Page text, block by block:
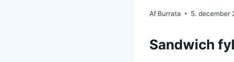
Af Burrata 5. december
Sandwich